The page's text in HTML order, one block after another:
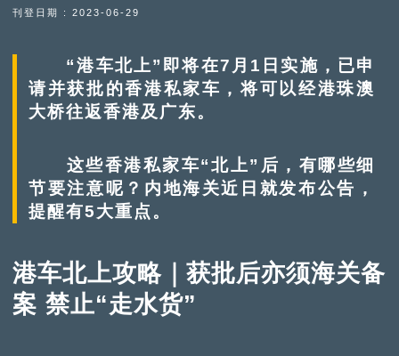
刊登日期 : 2023-06-29
“港车北上”即将在7月1日实施，已申
请并获批的香港私家车，将可以经港珠澳
大桥往返香港及广东。
这些香港私家车“北上”后，有哪些细
节要注意呢？内地海关近日就发布公告，
提醒有5大重点。
港车北上攻略｜获批后亦须海关备
案 禁止“走水货”